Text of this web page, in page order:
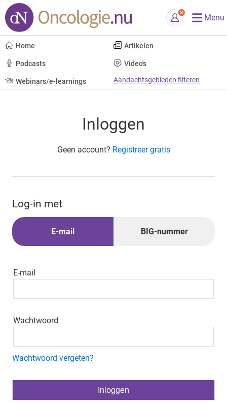
Menu
Home Artikelen
Podcasts Video's
Webinars/e-learnings Aandachtsgebieden filteren
Inloggen
Geen account? Registreer gratis
Log-in met
E-mail
E-mail
Wachtwoord
Wachtwoord vergeten?
BIG-nummer